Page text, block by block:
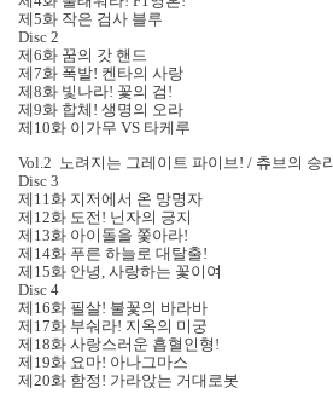
제5화 작은 검사 블루
Disc 2
제6화 꿈의 갓 핸드
제7화 폭발! 켄타의 사랑
제8화 빛나라! 꽃의 검!
제9화 합체! 생명의 오라
제10화 이가무 VS 타케루
Vol.2 노려지는 그레이트 파이브! / 츄브의 승
Disc 3
제11화 지저에서 온 망명자
제12화 도전! 닌자의 긍지
제13화 아이돌을 쫓아라!
제14화 푸른 하늘로 대탈출!
제15화 안녕, 사랑하는 꽃이여
Disc 4
제16화 필살! 불꽃의 바라바
제17화 부숴라! 지옥의 미궁
제18화 사랑스러운 흡혈인형!
제19화 요마! 아나그마스
제20화 함정! 가라앉는 거대로봇